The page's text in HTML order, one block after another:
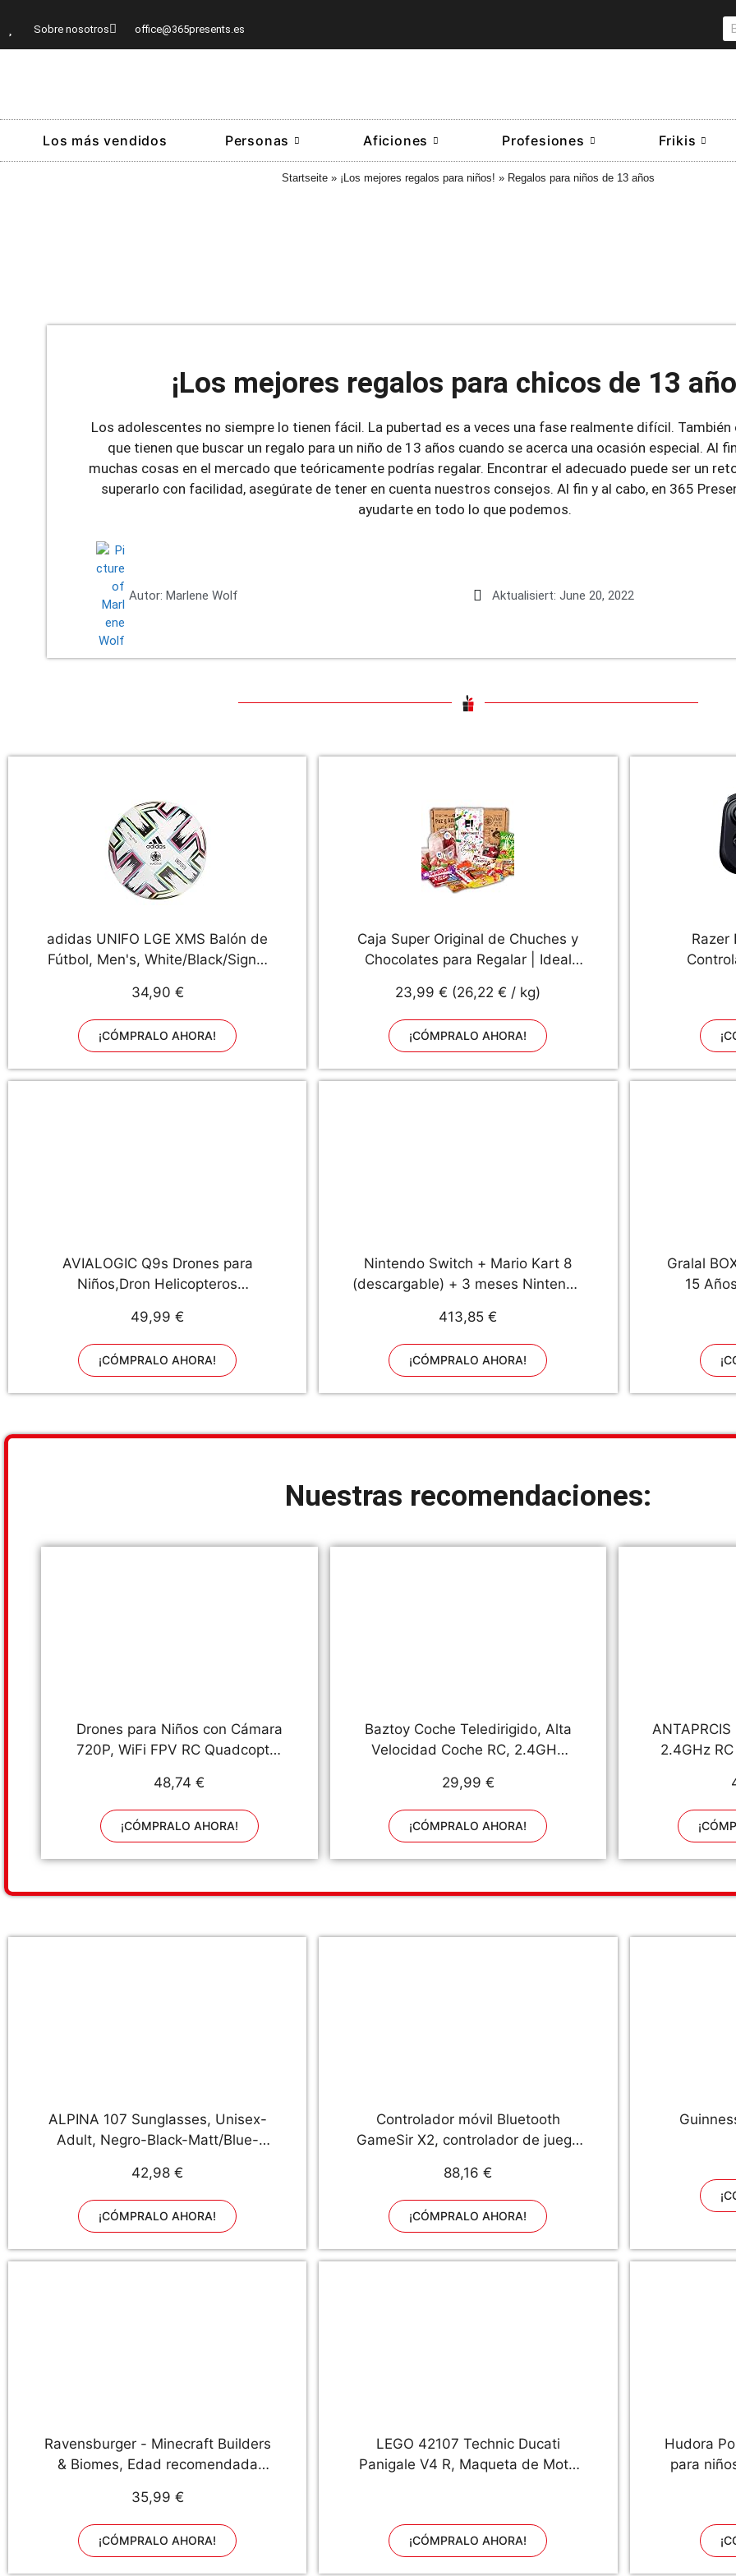
Sobre nosotros office@365presents.es
Los más vendidos Personas Aficiones Profesiones Frikis
Startseite » ¡Los mejores regalos para niños! » Regalos para niños de 13 años
¡Los mejores regalos para chicos de 13
Los adolescentes no siempre lo tienen fácil. La pubertad es a veces una fase realmente difícil.
que tienen que buscar un regalo para un niño de 13 años cuando se acerca una ocasión especial. Al
muchas cosas en el mercado que teóricamente podrías regalar. Encontrar el adecuado puede ser un
superarlo con facilidad, asegúrate de tener en cuenta nuestros consejos. Al fin y al cabo, en 365
ayudarte en todo lo que podemos.
Autor: Marlene Wolf Aktualisiert: June 20, 2022
adidas UNIFO LGE XMS Balón de
Fútbol, Men's, White/Black/Signal
34,90 €
¡CÓMPRALO AHORA!
Caja Super Original de Chuches y
Chocolates para Regalar | Ideal
un Amigo, un Cumpleaños o para
San Valentin | Con más de 0,9 kg
de Dulces, Chocolatinas y
23,99 € (26,22 € / kg)
¡CÓMPRALO AHORA!
Razer
USB-C,
AVIALOGIC Q9s Drones para
Niños,Dron Helicopteros
Verdes y Baterías Dobles,
Cuadricóptero con Retención de
Altitud y Modo Sin Cabeza,
49,99 €
¡CÓMPRALO AHORA!
Nintendo Switch + Mario Kart 8
(descargable) + 3 meses Nintendo
413,85 €
¡CÓMPRALO AHORA!
Gralal
15
9 10
Fogueo
de
Nuestras recomendaciones:
Drones para Niños con Cámara
720P, WiFi FPV RC Quadcopter
Cabeza, Altitud Hold, 3 Modos
de Velocidad, 3D Flip, Modo
Órbita, Regalos y Juguetes
48,74 €
¡CÓMPRALO AHORA!
Baztoy Coche Teledirigido, Alta
Velocidad Coche RC, 2.4GHz
Juguetes Niños 2 3 4 5 6 7 8 9
10 11 12 13 Años, Coche
Radiocontrol para Regalos
29,99 €
¡CÓMPRALO AHORA!
2.4GHz
Regalo
de
ALPINA 107 Sunglasses, Unisex-
Adult, Negro-Black-Matt/Blue-
42,98 €
¡CÓMPRALO AHORA!
Controlador móvil Bluetooth
GameSir X2, controlador de juego
mango del controlador inalámbrico
Xbox Game Pass, xCloud, Stadia,
Vortex (Bluetooth 2021)
88,16 €
¡CÓMPRALO AHORA!
Ravensburger - Minecraft Builders
& Biomes, Edad recomendada
Popular Videojuego - Dimensiones
25 x 25 x 8 cm
35,99 €
¡CÓMPRALO AHORA!
LEGO 42107 Technic Ducati
Panigale V4 R, Maqueta de Moto
Super Bikes
¡CÓMPRALO AHORA!
Hudora
para